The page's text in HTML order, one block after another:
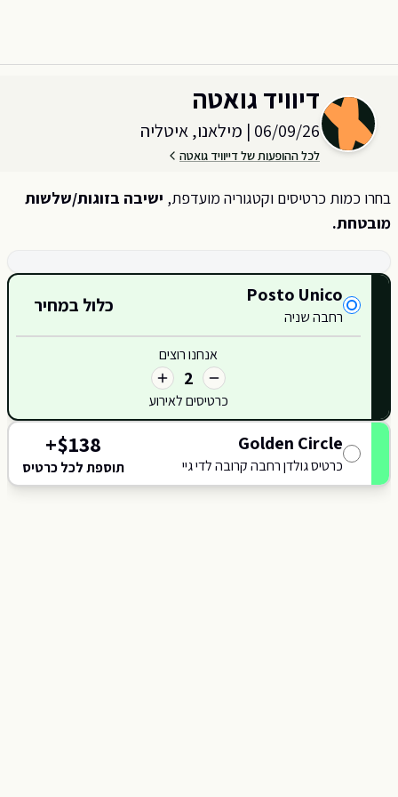
דיוויד גואטה
06/09/26
| מילאנו, איטליה
לכל ההופעות של דייוויד גואטה
בחרו כמות כרטיסים וקטגוריה מועדפת, ישיבה בזוגות/שלשות
מובטחת.
קטגוריות כרטיסים זמינות
Posto Unico
רחבה שניה
כלול במחיר
אנחנו רוצים
2
כרטיסים לאירוע
Golden Circle
כרטיס גולדן רחבה קרובה לדי גיי
$138
+
תוספת לכל כרטיס